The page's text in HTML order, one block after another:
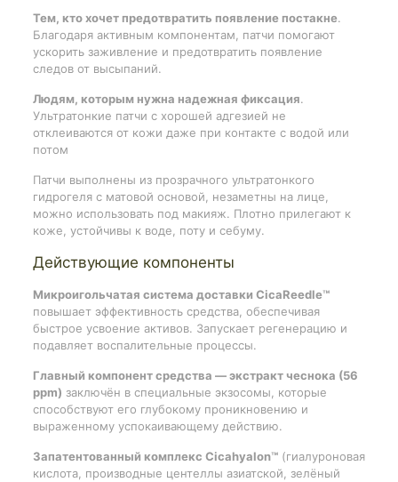
Тем, кто хочет предотвратить появление постакне.
Благодаря активным компонентам, патчи помогают
ускорить заживление и предотвратить появление
следов от высыпаний.
Людям, которым нужна надежная фиксация.
Ультратонкие патчи с хорошей адгезией не
отклеиваются от кожи даже при контакте с водой или
потом
Патчи выполнены из прозрачного ультратонкого
гидрогеля с матовой основой, незаметны на лице,
можно использовать под макияж. Плотно прилегают к
коже, устойчивы к воде, поту и себуму.
Действующие компоненты
Микроигольчатая система доставки CicaReedle™
повышает эффективность средства, обеспечивая
быстрое усвоение активов. Запускает регенерацию и
подавляет воспалительные процессы.
Главный компонент средства — экстракт чеснока (56
ppm) заключён в специальные экзосомы, которые
способствуют его глубокому проникновению и
выраженному успокаивающему действию.
Запатентованный комплекс Cicahyalon™(гиалуроновая
кислота, производные центеллы азиатской, зелёный